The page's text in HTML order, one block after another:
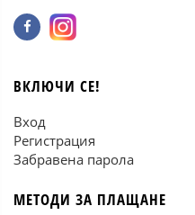
ВКЛЮЧИ СЕ!
Вход
Регистрация
Забравена парола
МЕТОДИ ЗА ПЛАЩАНЕ